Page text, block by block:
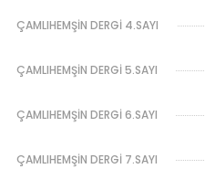
ÇAMLIHEMŞİN DERGİ 4.SAYI
ÇAMLIHEMŞİN DERGİ 5.SAYI
ÇAMLIHEMŞİN DERGİ 6.SAYI
ÇAMLIHEMŞİN DERGİ 7.SAYI